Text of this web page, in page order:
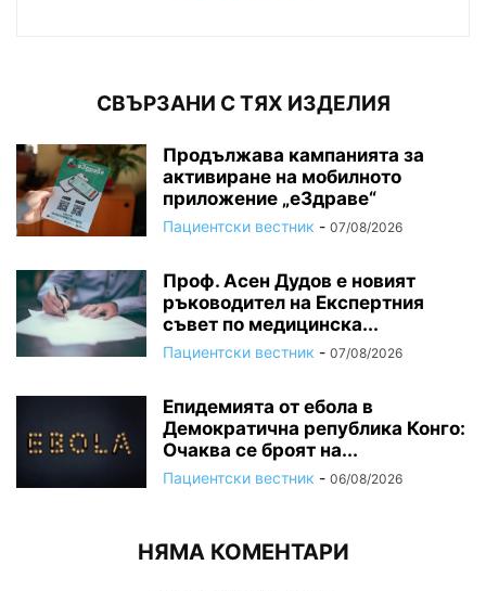
СВЪРЗАНИ С ТЯХ ИЗДЕЛИЯ
Продължава кампанията за
активиране на мобилното
приложение „еЗдраве“
Пациентски вестник - 07/08/2026
Проф. Асен Дудов е новият
ръководител на Експертния
съвет по медицинска...
Пациентски вестник - 07/08/2026
Епидемията от ебола в
Демократична република Конго:
Очаква се броят на...
Пациентски вестник - 06/08/2026
НЯМА КОМЕНТАРИ